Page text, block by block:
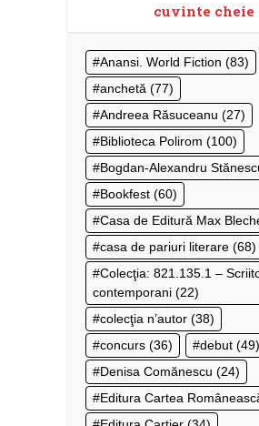
cuvinte cheie
Anansi. World Fiction (83)
anchetă (77)
Andreea Răsuceanu (27)
Biblioteca Polirom (100)
Bogdan-Alexandru
Bookfest (60)
Casa de Editură Max
casa de pariuri literare (68)
Colecţia: 821.135.1 –
contemporani (22)
colecţia n’autor (38)
concurs (36) debut (49)
Denisa Comănescu (24)
Editura Cartea